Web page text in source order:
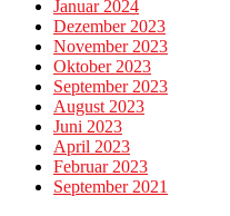
Januar 2024
Dezember 2023
November 2023
Oktober 2023
September 2023
August 2023
Juni 2023
April 2023
Februar 2023
September 2021